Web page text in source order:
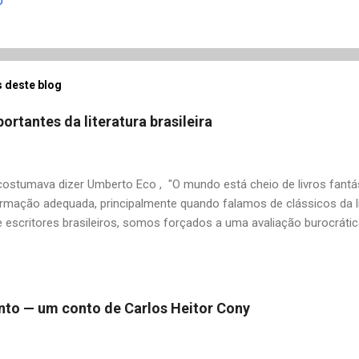
deste blog
da literatura brasileira
dizer Umberto Eco , "O mundo está cheio de livros
adequada, principalmente quando falamos de clássicos da
escritores brasileiros, somos forçados a uma avaliação
É surpreendente como uma segunda visita a essas obras, já
nós? A limitação de apenas 20 indicações me forçou a deixar
Álvares de Azevedo, Antônio Calado, Augusto dos Anjos, Autran
de Andrade, Castro Alves, Cecília Meireles, Dias Gomes, Dalton
— um conto de Carlos Heitor Cony